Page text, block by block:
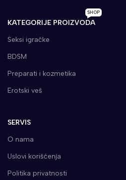
KATEGORIJE PROIZVODA
SHOP
Seksi igračke
BDSM
Preparati i kozmetika
Erotski veš
SERVIS
O nama
Uslovi korišćenja
Politika privatnosti